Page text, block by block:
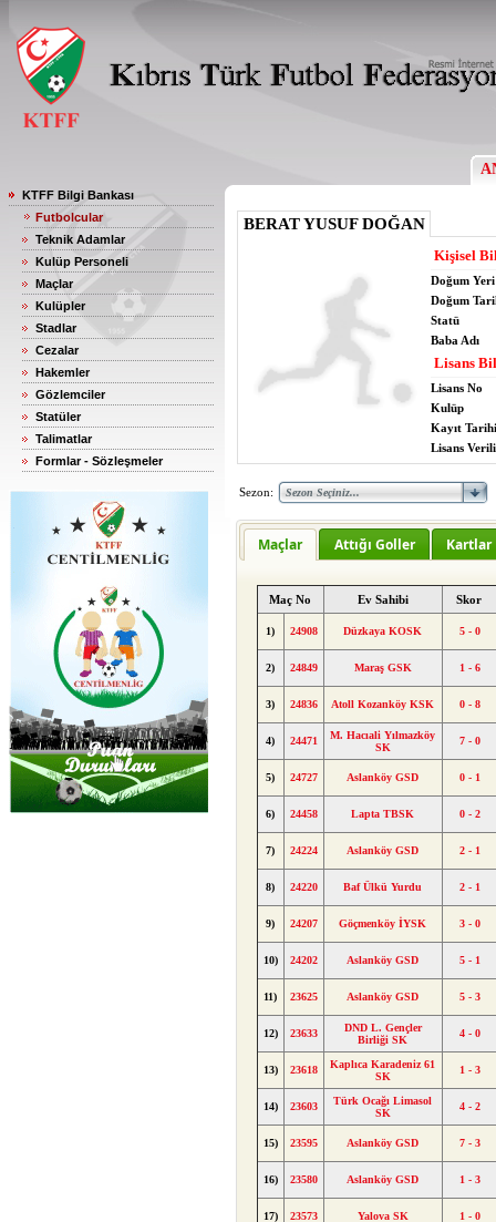
KTFF Bilgi Bankası
Futbolcular
Teknik Adamlar
Kulüp Personeli
Maçlar
Kulüpler
Stadlar
Cezalar
Hakemler
Gözlemciler
Statüler
Talimatlar
Formlar - Sözleşmeler
BERAT YUSUF DOĞAN
Kişisel
Doğum Yeri
Doğum
Statü
Baba Adı
Lisans
Lisans No
Kulüp
Kayıt Tarihi
Lisans
Sezon:
Maçlar Attığı Goller Kartlar
Maç No Ev Sahibi Skor
1) 24908 Düzkaya KOSK 5 - 0
2) 24849 Maraş GSK 1 - 6
3) 24836 Atoll Kozanköy KSK 0 - 8
4) 24471
M. Hacıali Yılmazköy
SK
7 - 0
5) 24727 Aslanköy GSD 0 - 1
6) 24458 Lapta TBSK 0 - 2
7) 24224 Aslanköy GSD 2 - 1
8) 24220 Baf Ülkü Yurdu 2 - 1
9) 24207 Göçmenköy İYSK 3 - 0
10) 24202 Aslanköy GSD 5 - 1
11) 23625 Aslanköy GSD 5 - 3
12) 23633
DND L. Gençler
Birliği SK
4 - 0
13) 23618
Kaplıca Karadeniz 61
SK
1 - 3
14) 23603
Türk Ocağı Limasol
SK
4 - 2
15) 23595 Aslanköy GSD 7 - 3
16) 23580 Aslanköy GSD 1 - 3
17) 23573 Yalova SK 1 - 0